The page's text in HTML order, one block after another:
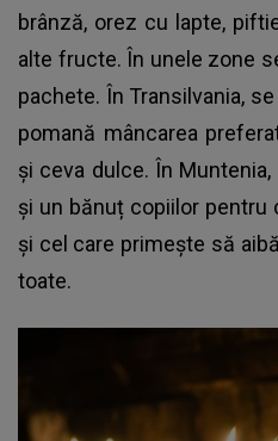
brânză, orez cu lapte,
alte fructe. În unele zone
pachete. În Transilvania,
pomană mâncarea
și ceva dulce. În
și un bănuț copiilor pentru
și cel care primește să
toate.